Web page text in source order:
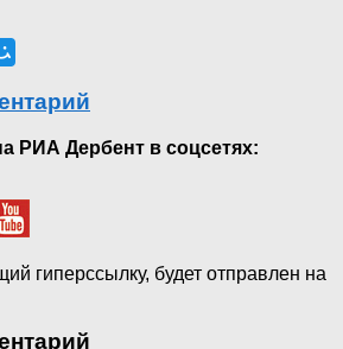
РИА Дербент в соцсетях:
гиперссылку, будет отправлен на